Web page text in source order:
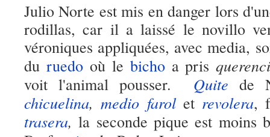
Julio Norte est mis en danger lors
rodillas, car il a laissé le novillo
véroniques appliquées, avec media,
du ruedooù le bichoa pris
voit l'animal pousser. Quite de
chicuelina, medio farolet revolera,
trasera, la seconde pique est